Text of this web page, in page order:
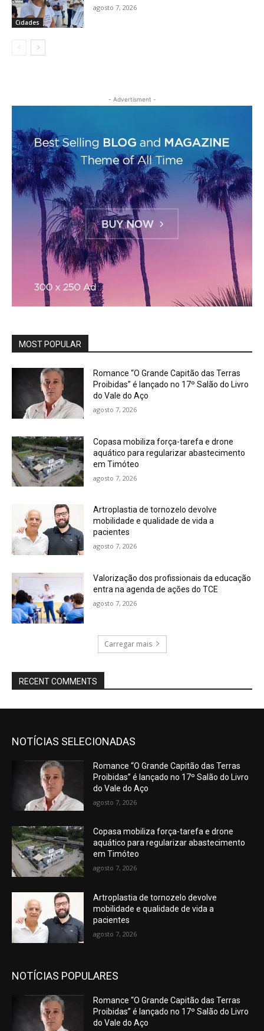
Cidades
agosto 7, 2026
- Advertisment -
MOST POPULAR
Romance “O Grande Capitão das Terras
Proibidas” é lançado no 17º Salão do Livro
do Vale do Aço
agosto 7, 2026
Copasa mobiliza força-tarefa e drone
aquático para regularizar abastecimento
em Timóteo
agosto 7, 2026
Artroplastia de tornozelo devolve
mobilidade e qualidade de vida a
pacientes
agosto 7, 2026
Valorização dos profissionais da educação
entra na agenda de ações do TCE
agosto 7, 2026
Carregar mais
RECENT COMMENTS
NOTÍCIAS SELECIONADAS
Romance “O Grande Capitão das Terras
Proibidas” é lançado no 17º Salão do Livro
do Vale do Aço
agosto 7, 2026
Copasa mobiliza força-tarefa e drone
aquático para regularizar abastecimento
em Timóteo
agosto 7, 2026
Artroplastia de tornozelo devolve
mobilidade e qualidade de vida a
pacientes
agosto 7, 2026
NOTÍCIAS POPULARES
Romance “O Grande Capitão das Terras
Proibidas” é lançado no 17º Salão do Livro
do Vale do Aço